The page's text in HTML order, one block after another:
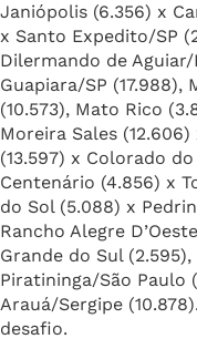
Janiópolis (6.356) x
x Santo Expedito/SP
Dilermando de Aguiar/
Guapiara/SP (17.988),
(10.573), Mato Rico
Moreira Sales
(13.597) x Colorado
Centenário (4.856) x
do Sol (5.088) x
Rancho Alegre
Grande do Sul (2.595),
Piratininga/São Paulo
Arauá/Sergipe
desafio.